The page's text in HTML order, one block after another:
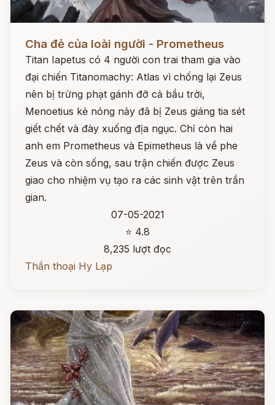
Cha đẻ của loài người - Prometheus
Titan Iapetus có 4 người con trai tham gia vào
đại chiến Titanomachy: Atlas vì chống lại Zeus
nên bị trừng phạt gánh đỡ cả bầu trời,
Menoetius kẻ nóng nảy đã bị Zeus giáng tia sét
giết chết và đày xuống địa ngục. Chỉ còn hai
anh em Prometheus và Epimetheus là về phe
Zeus và còn sống, sau trận chiến được Zeus
giao cho nhiệm vụ tạo ra các sinh vật trên trần
gian.
07-05-2021
⭐ 4.8
8,235 lượt đọc
Thần thoại Hy Lạp